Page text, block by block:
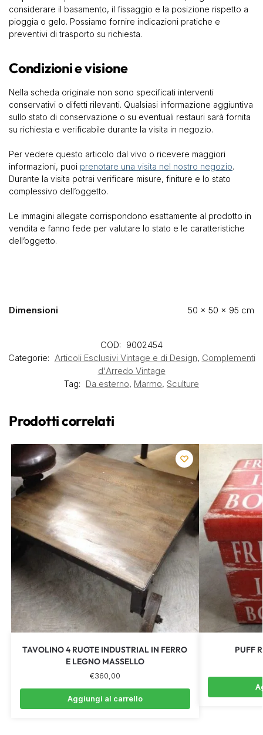
considerare il basamento, il fissaggio e la posizione rispetto a
pioggia o gelo. Possiamo fornire indicazioni pratiche e
preventivi di trasporto su richiesta.
Condizioni e visione
Nella scheda originale non sono specificati interventi
conservativi o difetti rilevanti. Qualsiasi informazione aggiuntiva
sullo stato di conservazione o su eventuali restauri sarà fornita
su richiesta e verificabile durante la visita in negozio.
Per vedere questo articolo dal vivo o ricevere maggiori
informazioni, puoi prenotare una visita nel nostro negozio.
Durante la visita potrai verificare misure, finiture e lo stato
complessivo dell’oggetto.
Le immagini allegate corrispondono esattamente al prodotto in
vendita e fanno fede per valutare lo stato e le caratteristiche
dell’oggetto.
Dimensioni 50 × 50 × 95 cm
COD: 9002454
Categorie: Articoli Esclusivi Vintage e di Design, Complementi
d'Arredo Vintage
Tag: Da esterno, Marmo, Sculture
Prodotti correlati
TAVOLINO 4 RUOTE INDUSTRIAL IN FERRO
E LEGNO MASSELLO
€360,00
Aggiungi al carrello
PUFF